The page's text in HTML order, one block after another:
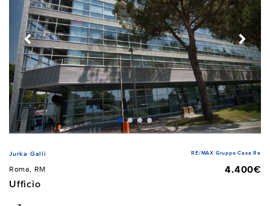
Jurka Galli RE/MAX Gruppo Casa Re
Roma, RM
4.400€
Ufficio